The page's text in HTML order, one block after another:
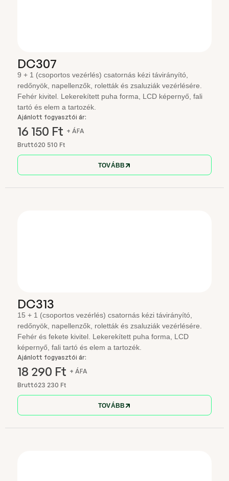
DC307
9 + 1 (csoportos vezérlés) csatornás kézi távirányító,
redőnyök, napellenzők, roletták és zsaluziák vezérlésére.
Fehér kivitel. Lekerekített puha forma, LCD képernyő, fali
tartó és elem a tartozék.
Ajánlott fogyasztói ár:
16 150 Ft + ÁFA
Bruttó20 510 Ft
TOVÁBB
DC313
15 + 1 (csoportos vezérlés) csatornás kézi távirányító,
redőnyök, napellenzők, roletták és zsaluziák vezérlésére.
Fehér és fekete kivitel. Lekerekített puha forma, LCD
képernyő, fali tartó és elem a tartozék.
Ajánlott fogyasztói ár:
18 290 Ft + ÁFA
Bruttó23 230 Ft
TOVÁBB